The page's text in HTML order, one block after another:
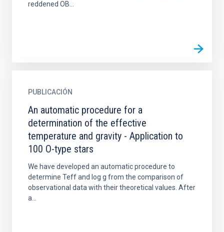
reddened OB...
PUBLICACIÓN
An automatic procedure for a
determination of the effective
temperature and gravity - Application to
100 O-type stars
We have developed an automatic procedure to
determine Teff and log g from the comparison of
observational data with their theoretical values. After
a...